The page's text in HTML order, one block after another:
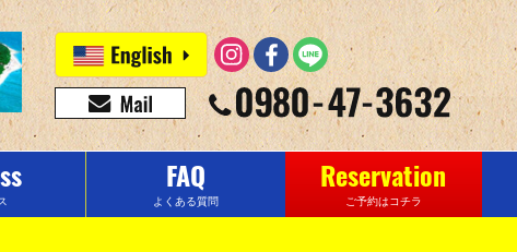
FAQ
よくある質問
Reservation
ご予約はコチラ